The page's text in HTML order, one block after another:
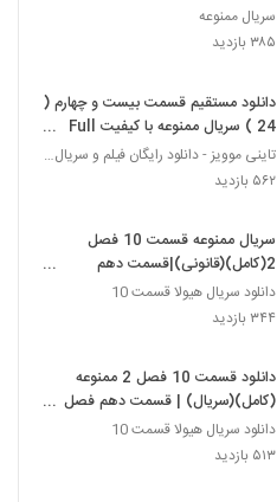
23 سریال ممنوعه
سریال ممنوعه
۳۸۵ بازدید
دانلود مستقیم قسمت بیست و چهارم (
24 ) سریال ممنوعه با کیفیت Full
HD و لینک مستقیم
تاینی موویز - دانلود رایگان فیلم و سریال ایرانی جد
۵۶۲ بازدید
سریال ممنوعه قسمت 10 فصل
2(کامل)(قانونی)|قسمت دهم
سریالممنوعه فصل دوم - دانلود قانونی
دانلود سریال هیولا قسمت 10
۳۴۴ بازدید
دانلود قسمت 10 فصل 2 ممنوعه
(کامل)(سریال) | قسمت دهم فصل
دوم سریال ممنوعه (FULL HD)
دانلود سریال هیولا قسمت 10
۵۱۳ بازدید